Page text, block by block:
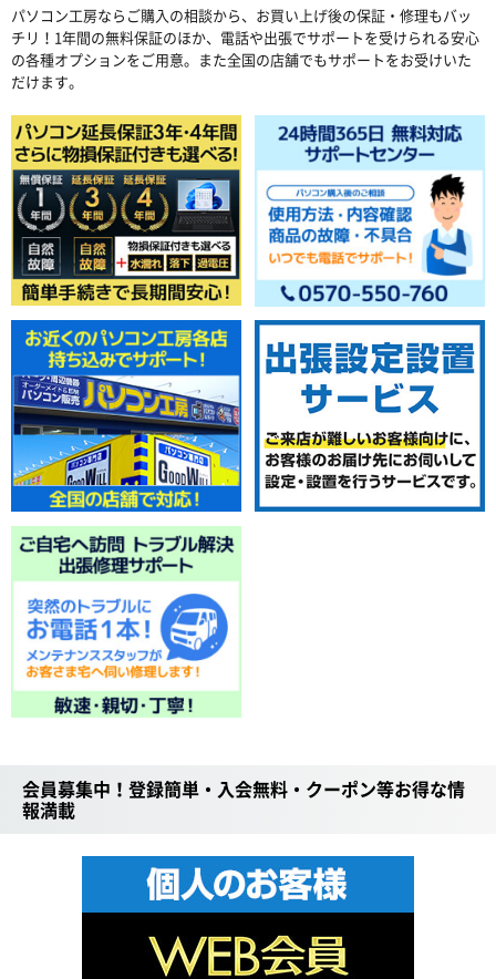
パソコン工房ならご購入の相談から、お買い上げ後の保証・修理もバッ
チリ！1年間の無料保証のほか、電話や出張でサポートを受けられる安心
の各種オプションをご用意。また全国の店舗でもサポートをお受けいた
だけます。
会員募集中！登録簡単・入会無料・クーポン等お得な情
報満載